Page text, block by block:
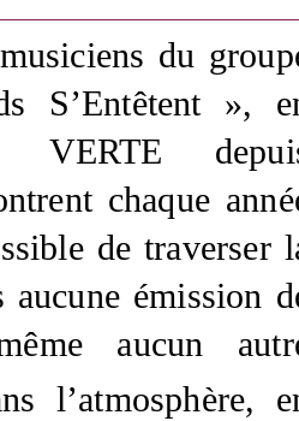
du
S’Entêtent »,
VERTE
chaque
de traverser
aucune émission
aucun
l’atmosphère,